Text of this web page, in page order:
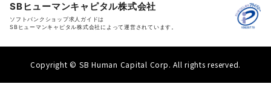
SBヒューマンキャピタル株式会社
ソフトバンクショップ求人ガイドは
SBヒューマンキャピタル株式会社によって運営されています。
Copyright © SB Human Capital Corp. All rights reserved.